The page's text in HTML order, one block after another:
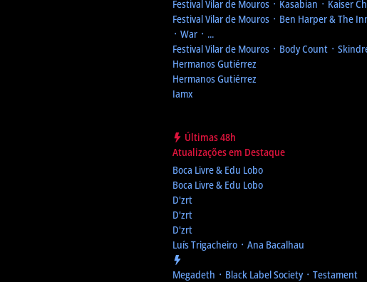
Festival Vilar de Mouros ᛫ Kasabian ᛫ Kaiser
Festival Vilar de Mouros ᛫ Ben Harper & The
᛫ War ᛫ ...
Festival Vilar de Mouros ᛫ Body Count ᛫
Hermanos Gutiérrez
Hermanos Gutiérrez
Iamx
Últimas 48h
Atualizações em Destaque
Boca Livre & Edu Lobo
Boca Livre & Edu Lobo
D'zrt
D'zrt
D'zrt
Luís Trigacheiro ᛫ Ana Bacalhau
Megadeth ᛫ Black Label Society ᛫ Testament